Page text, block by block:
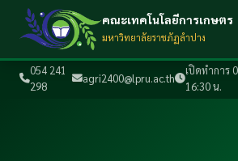
054 241
298
agri2400@lpru.ac.th
เปิดทำการ
16:30 น.
คณะเทคโนโลยีการเกษตร
มหาวิทยาลัยราชภัฏลำปาง